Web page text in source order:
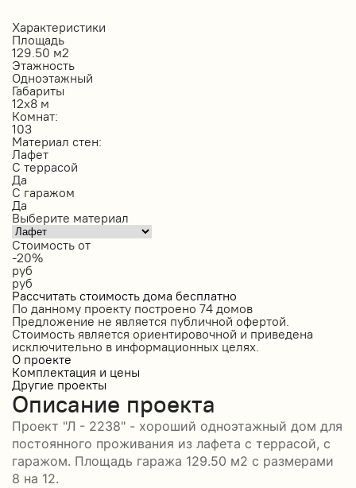
Характеристики
Площадь
129.50 м2
Этажность
Одноэтажный
Габариты
12х8 м
Комнат:
103
Материал стен:
Лафет
С террасой
Да
С гаражом
Да
Выберите материал
Стоимость от
-20%
руб
руб
Рассчитать стоимость дома бесплатно
По данному проекту построено 74 домов
Предложение не является публичной офертой.
Стоимость является ориентировочной и приведена
исключительно в информационных целях.
О проекте
Комплектация и цены
Другие проекты
Описание проекта
Проект "Л - 2238" - хороший одноэтажный дом для
постоянного проживания из лафета с террасой, с
гаражом. Площадь гаража 129.50 м2 с размерами
8 на 12.